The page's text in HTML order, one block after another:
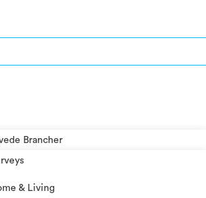
Brancher
& Living